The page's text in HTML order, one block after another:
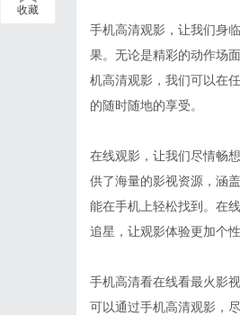
收藏
手机高清观影，让我们身
果。无论是精彩的动作场
机高清观影，我们可以在
的随时随地的享受。
在线观影，让我们尽情畅
供了海量的影视资源，涵
能在手机上轻松找到。在
追星，让观影体验更加个性
手机高清看在线看最火影
可以通过手机高清观影，